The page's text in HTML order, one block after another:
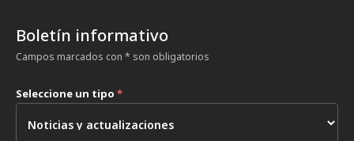
Boletín informativo
Campos marcados con * son obligatorios
Seleccione un tipo *